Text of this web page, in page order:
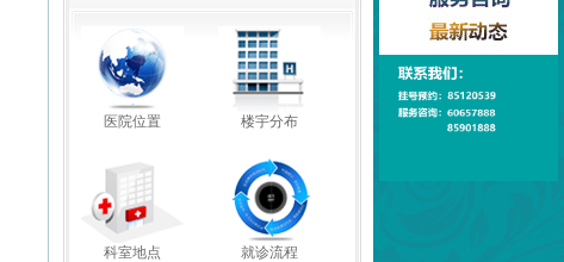
医院位置 楼宇分布
科室地点 就诊流程